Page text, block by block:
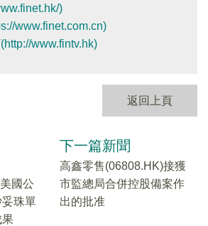
)
www.finet.com.cn)
(http://www.fintv.hk)
返回上頁
國公
珠單
果
下一篇新聞
高鑫零售(06808.HK)接獲
市監總局合併控股備案作
出的批准